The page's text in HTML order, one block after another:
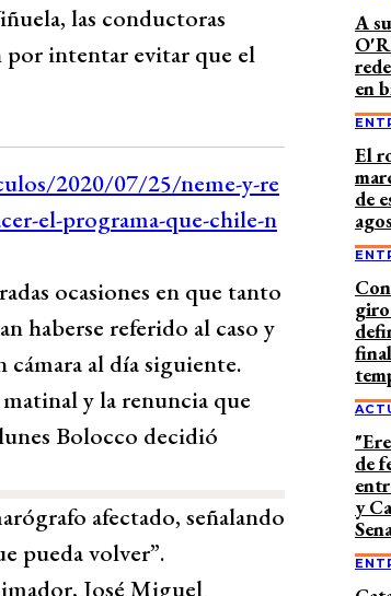
las conductoras
por intentar evitar que el
ocasiones en que tanto
haberse referido al caso y
al día siguiente.
y la renuncia que
Bolocco decidió
afectado, señalando
pueda volver”.
José Miguel
A
en
El
de
de
y